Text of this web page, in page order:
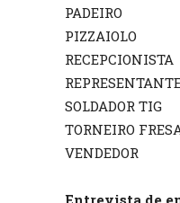
PADEIRO
PIZZAIOLO
RECEPCIONISTA
SOLDADOR TIG
TORNEIRO
VENDEDOR